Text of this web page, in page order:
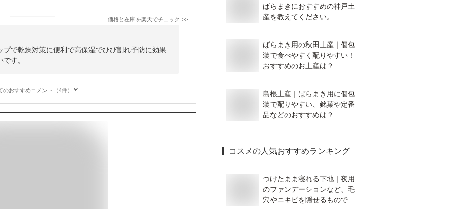
価格と在庫を楽天でチェック >>
で乾燥対策に便利で高保湿でひび割れ予防に効果
す。
のおすすめコメント（4件）
ばらまきにおすすめの神戸土
産を教えてください。
ばらまき用の秋田土産｜個包
装で食べやすく配りやすい！
おすすめのお土産は？
島根土産｜ばらまき用に個包
装で配りやすい、銘菓や定番
品などのおすすめは？
コスメの人気おすすめランキング
つけたまま寝れる下地｜夜用
のファンデーションなど、毛
穴やニキビを隠せるものでお